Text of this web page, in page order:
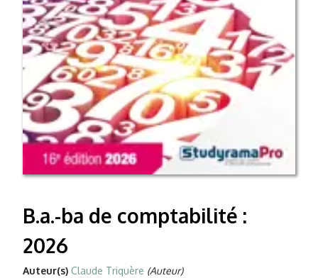
B.a.-ba de comptabilité :
2026
Auteur(s) Claude Triquère (Auteur)